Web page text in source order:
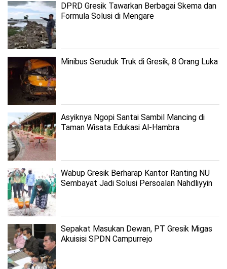
DPRD Gresik Tawarkan Berbagai Skema dan
Formula Solusi di Mengare
Minibus Seruduk Truk di Gresik, 8 Orang Luka
Asyiknya Ngopi Santai Sambil Mancing di
Taman Wisata Edukasi Al-Hambra
Wabup Gresik Berharap Kantor Ranting NU
Sembayat Jadi Solusi Persoalan Nahdliyyin
Sepakat Masukan Dewan, PT Gresik Migas
Akuisisi SPDN Campurrejo